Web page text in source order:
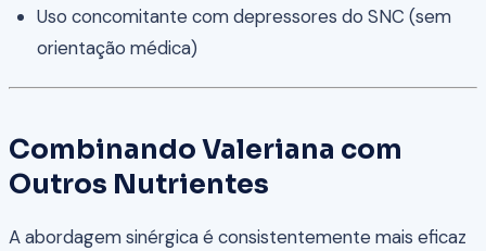
Uso concomitante com depressores do SNC (sem
orientação médica)
Combinando Valeriana com
Outros Nutrientes
A abordagem sinérgica é consistentemente mais eficaz